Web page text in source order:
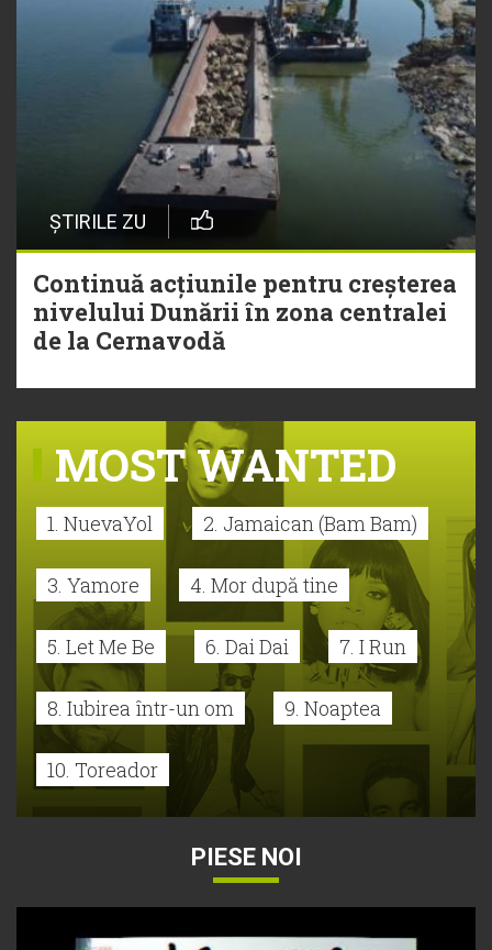
ȘTIRILE ZU
Continuă acțiunile pentru creșterea
nivelului Dunării în zona centralei
de la Cernavodă
MOST WANTED
1. NuevaYol 2. Jamaican (Bam Bam)
3. Yamore 4. Mor după tine
5. Let Me Be 6. Dai Dai 7. I Run
8. Iubirea într-un om 9. Noaptea
10. Toreador
PIESE NOI